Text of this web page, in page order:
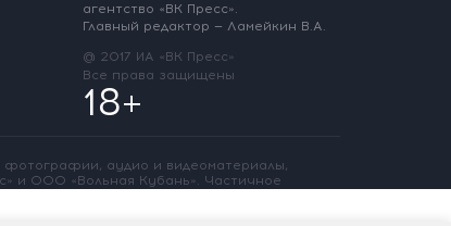
агентство «ВК Пресс».
Главный редактор — Ламейкин В.А.
@ 2017 ИА «ВК Пресс»
Все права защищены
18+
фотографии, аудио и видеоматериалы,
и ООО «Вольная Кубань». Частичное